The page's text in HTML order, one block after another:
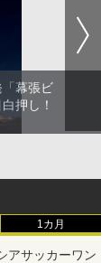
幕張ビ
押し！
1カ月
アサッカーワン